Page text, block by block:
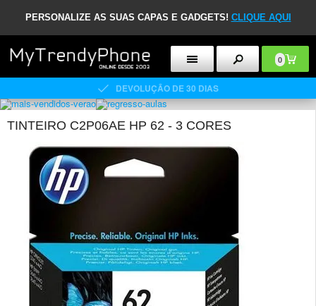
PERSONALIZE AS SUAS CAPAS E GADGETS! CLIQUE AQUI
0
DEVOLUÇÃO DE 30 DIAS
TINTEIRO C2P06AE HP 62 - 3 CORES